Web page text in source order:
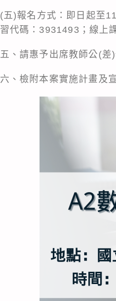
(五)報名方式：即日起至
習代碼：3931493；線上
五、請惠予出席教師公(
六、檢附本案實施計畫及